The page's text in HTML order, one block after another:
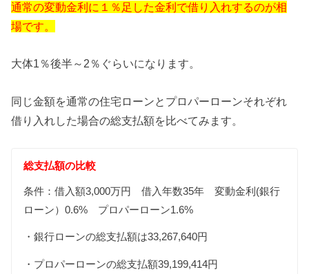
通常の変動金利に１％足した金利で借り入れするのが相
場です。
大体1％後半～2％ぐらいになります。
同じ金額を通常の住宅ローンとプロパーローンそれぞれ
借り入れした場合の総支払額を比べてみます。
総支払額の比較
条件：借入額3,000万円 借入年数35年 変動金利(銀行
ローン）0.6% プロパーローン1.6%
・銀行ローンの総支払額は33,267,640円
・プロパーローンの総支払額39,199,414円